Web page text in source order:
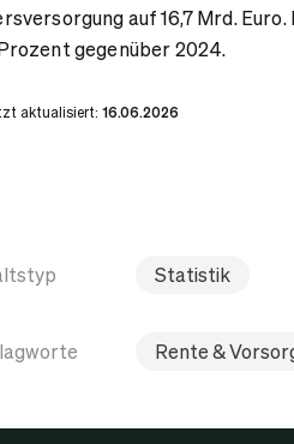
auf 16,7 Mrd.
gegenüber 2024.
aktualisiert: 16.06.2026
Statistik
Rente &